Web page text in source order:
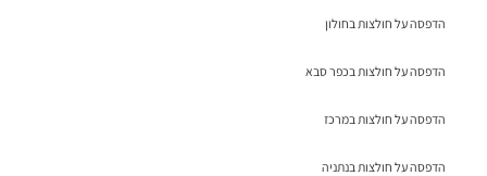
הדפסה על חולצות בחולון
הדפסה על חולצות בכפר סבא
הדפסה על חולצות במרכז
הדפסה על חולצות בנתניה